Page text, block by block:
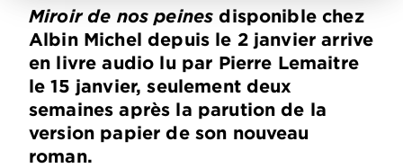
Miroir de nos peines disponible chez
Albin Michel depuis le 2 janvier arrive
en livre audio lu par Pierre Lemaitre
le 15 janvier, seulement deux
semaines après la parution de la
version papier de son nouveau
roman.